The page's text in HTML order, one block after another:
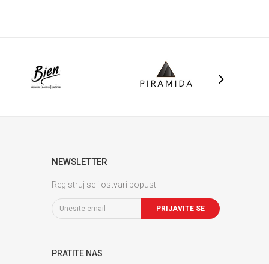
NEWSLETTER
Registruj se i ostvari popust
PRIJAVITE SE
PRATITE NAS